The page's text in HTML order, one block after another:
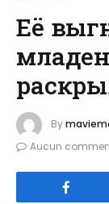
Её
By
Aucun